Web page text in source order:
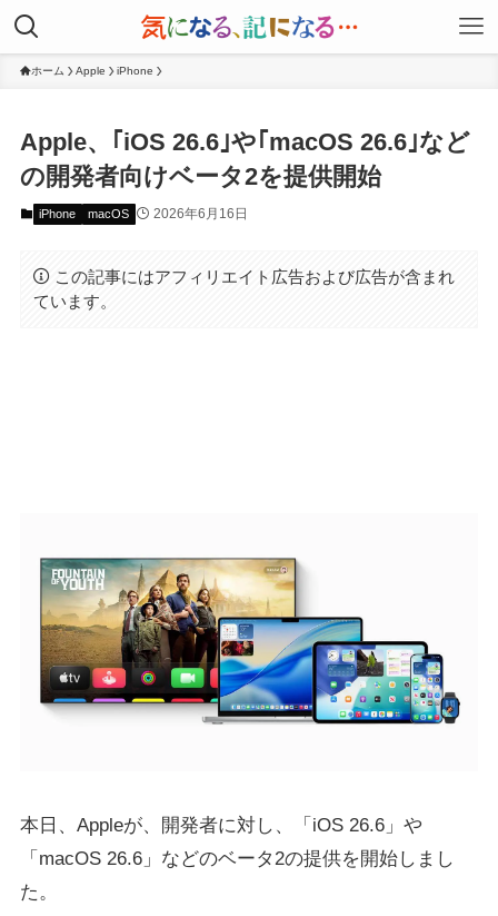
ホーム Apple iPhone
Apple、｢iOS 26.6｣や｢macOS 26.6｣など
の開発者向けベータ2を提供開始
iPhone macOS 2026年6月16日
この記事にはアフィリエイト広告および広告が含まれ
ています。
本日、Appleが、開発者に対し、「iOS 26.6」や
「macOS 26.6」などのベータ2の提供を開始しまし
た。